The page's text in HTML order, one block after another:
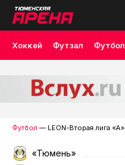
Хоккей Футзал Футбол
Футбол — LEON-Вторая лига «А»
«Тюмень»